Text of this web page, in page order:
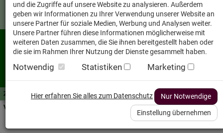
Zutaten A-Z Futterwissen mit Vorrat SPAREN AllesFinder
Service FAQ
Verkäufer vor Ort
und die Zugriffe auf unsere Website zu analysieren. Außerdem
geben wir Informationen zu Ihrer Verwendung unserer Website an
unsere Partner für soziale Medien, Werbung und Analysen weiter.
Unsere Partner führen diese Informationen möglicherweise mit
weiteren Daten zusammen, die Sie ihnen bereitgestellt haben oder
die sie im Rahmen Ihrer Nutzung der Dienste gesammelt haben.
Notwendig Statistiken Marketing
Hier erfahren Sie alles zum Datenschutz Nur Notwendige
Einstellung übernehmen